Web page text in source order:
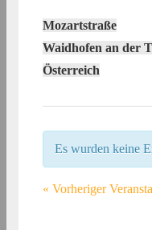
Mozartstraße
Waidhofen an der
Österreich
Es wurden keine
« Vorheriger